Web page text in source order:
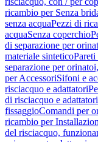
ricambio per Senza
senza acquaPezzi di
acquaSenza coperchio
di separazione per
materiale sintetico
separazione per
per AccessoriSifoni e
risciacquo e adattatori
di risciacquo e adattatori
fissaggioComandi per
ricambio per
del risciacquo,